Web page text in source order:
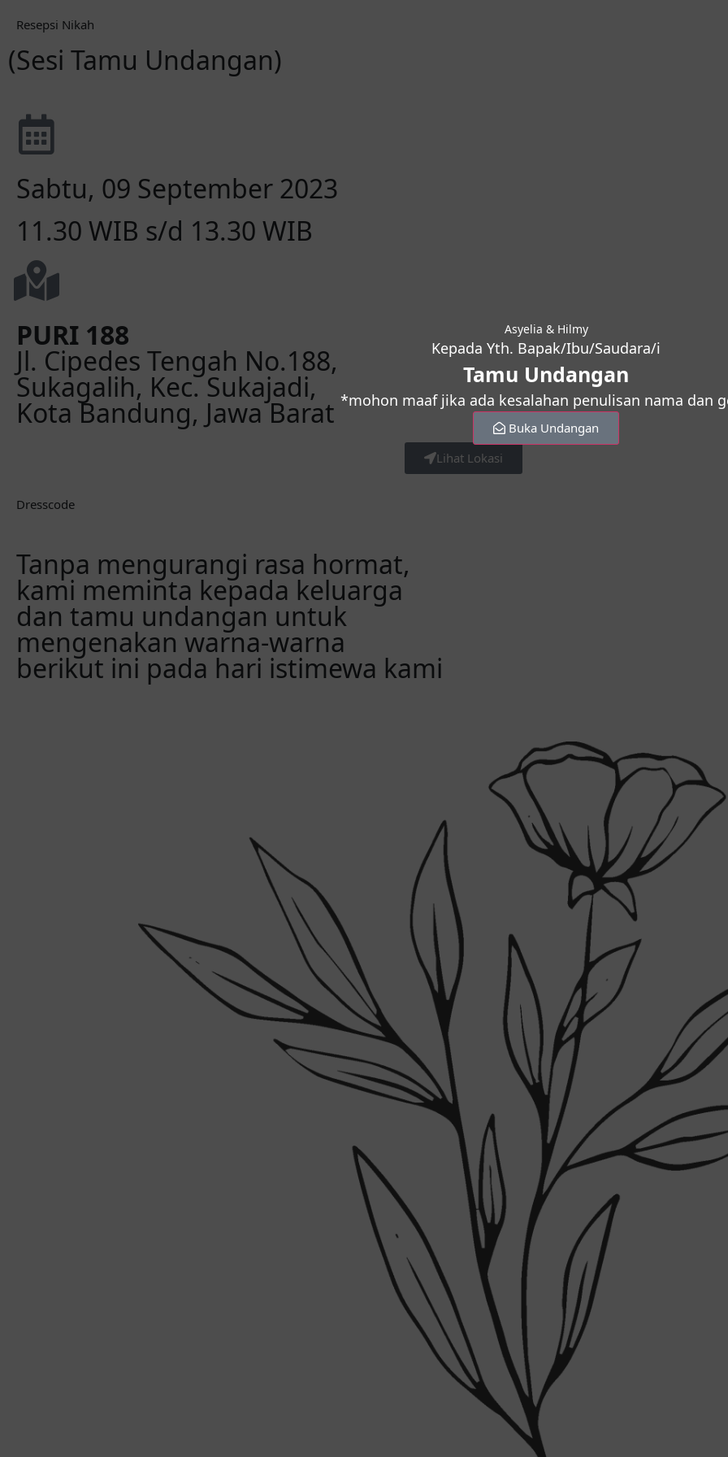
Resepsi Nikah
(Sesi Tamu Undangan)
Sabtu, 09 September 2023
11.30 WIB s/d 13.30 WIB
PURI 188
Jl. Cipedes Tengah No.188,
Sukagalih, Kec. Sukajadi,
Kota Bandung, Jawa Barat
Lihat Lokasi
Dresscode
Tanpa mengurangi rasa hormat,
kami meminta kepada keluarga
dan tamu undangan untuk
mengenakan warna-warna
berikut ini pada hari istimewa kami
Asyelia & Hilmy
Kepada Yth. Bapak/Ibu/Saudara/i
Tamu Undangan
*mohon maaf jika ada kesalahan penulisan nama dan
Buka Undangan